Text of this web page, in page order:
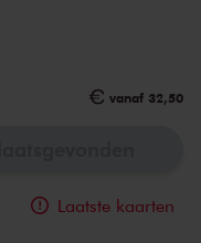
vanaf 32,50
Laatste kaarten